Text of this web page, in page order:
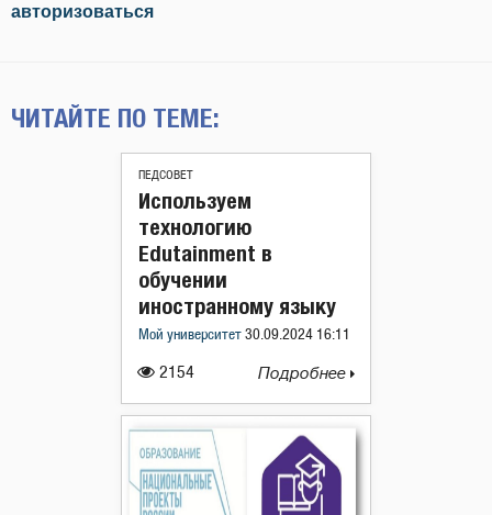
авторизоваться
ЧИТАЙТЕ ПО ТЕМЕ:
ПЕДСОВЕТ
2154
Используем
технологию
Edutainment в
обучении
иностранному языку
Мой университет 30.09.2024 16:11
Подробнее